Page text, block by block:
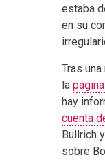
estaba
en su
Tras
la
hay
cuenta
Bullrich
sobre